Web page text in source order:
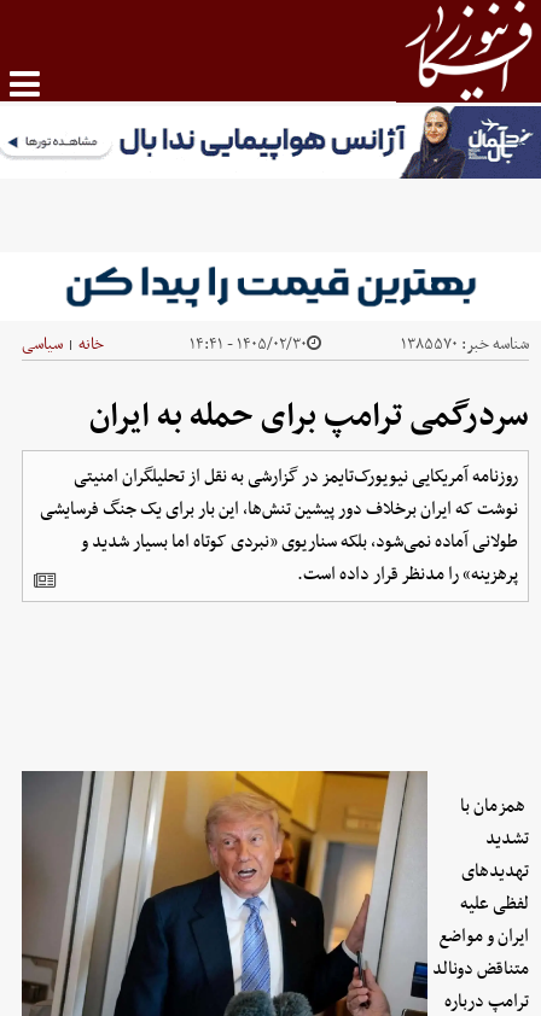
شناسه خبر: ۱۳۸۵۵۷۰ ۱۴۰۵/۰۲/۳۰ - ۱۴:۴۱ خانه | سیاسی
سردرگمی ترامپ برای حمله به ایران
روزنامه آمریکایی نیویورک‌تایمز در گزارشی به نقل از تحلیلگران امنیتی
نوشت که ایران برخلاف دور پیشین تنش‌ها، این بار برای یک جنگ فرسایشی
طولانی آماده نمی‌شود، بلکه سناریوی «نبردی کوتاه اما بسیار شدید و
پرهزینه» را مدنظر قرار داده است.
همزمان با
تشدید
تهدیدهای
لفظی علیه
ایران و مواضع
متناقض دونالد
ترامپ درباره